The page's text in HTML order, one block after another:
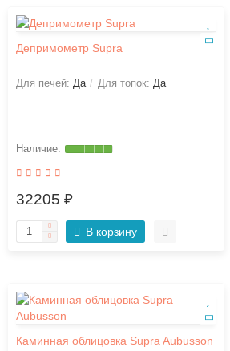
Депримометр Supra
Для печей: Да Для топок: Да
32205 ₽
В корзину
Каминная облицовка Supra Aubusson